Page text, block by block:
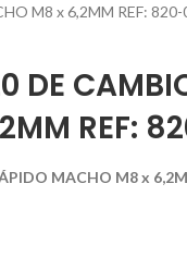
M8 x 6,2MM REF: 820-
DE
REF:
MACHO M8 x